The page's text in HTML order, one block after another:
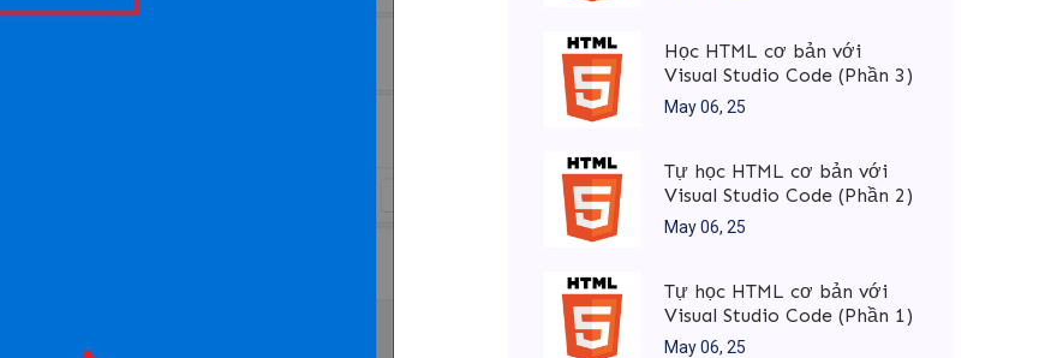
Học HTML cơ bản với
Visual Studio Code (Phần 3)
May 06, 25
Tự học HTML cơ bản với
Visual Studio Code (Phần 2)
May 06, 25
Tự học HTML cơ bản với
Visual Studio Code (Phần 1)
May 06, 25